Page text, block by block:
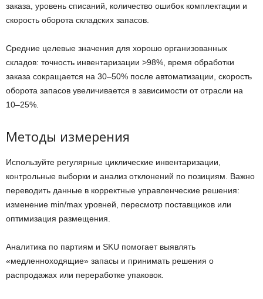
заказа, уровень списаний, количество ошибок комплектации и
скорость оборота складских запасов.
Средние целевые значения для хорошо организованных
складов: точность инвентаризации >98%, время обработки
заказа сокращается на 30–50% после автоматизации, скорость
оборота запасов увеличивается в зависимости от отрасли на
10–25%.
Методы измерения
Используйте регулярные циклические инвентаризации,
контрольные выборки и анализ отклонений по позициям. Важно
переводить данные в корректные управленческие решения:
изменение min/max уровней, пересмотр поставщиков или
оптимизация размещения.
Аналитика по партиям и SKU помогает выявлять
«медленноходящие» запасы и принимать решения о
распродажах или переработке упаковок.